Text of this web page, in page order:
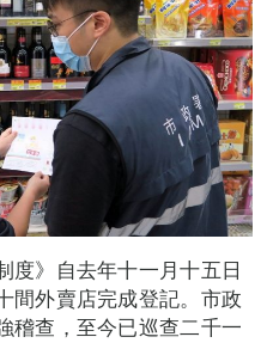
度》自去年十一月十五日
間外賣店完成登記。市政
稽查，至今已巡查二千一